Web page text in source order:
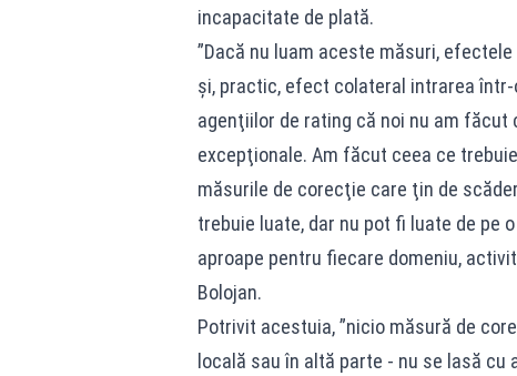
incapacitate de plată.
”Dacă nu luam aceste măsuri,
şi, practic, efect colateral intrarea
agenţiilor de rating că noi nu am
excepţionale. Am făcut ceea ce
măsurile de corecţie care ţin de
trebuie luate, dar nu pot fi luate de pe
aproape pentru fiecare domeniu,
Bolojan.
Potrivit acestuia, ”nicio măsură de
locală sau în altă parte - nu se lasă cu